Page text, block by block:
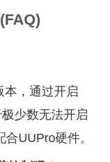
本，通过开启
少数无法开启
UUPro硬件。